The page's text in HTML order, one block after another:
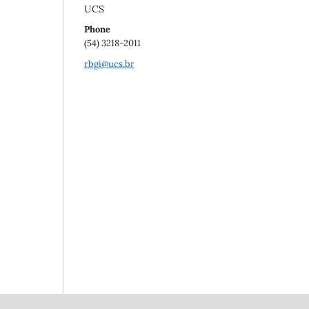
UCS
Phone
(54) 3218-2011
rbgi@ucs.br